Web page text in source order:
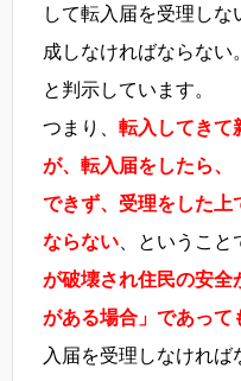
して転入届を受理し
成しなければならない
と判示しています。
つまり、 転入してきて
が、転入届をしたら、
できず、受理をした上
ならない 、ということ
が破壊され住民の安全
がある場合」であって
入届を受理しなけれ